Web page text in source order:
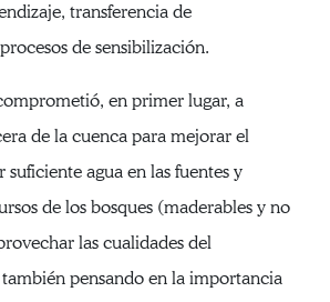
transferencia de
de sensibilización.
en primer lugar, a
de la cuenca para mejorar el
agua en las fuentes y
de los bosques (maderables y no
las cualidades del
pensando en la importancia